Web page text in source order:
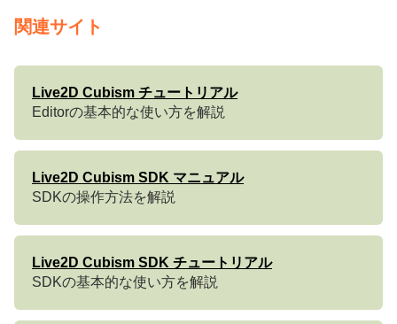
関連サイト
Live2D Cubism チュートリアル
Editorの基本的な使い方を解説
Live2D Cubism SDK マニュアル
SDKの操作方法を解説
Live2D Cubism SDK チュートリアル
SDKの基本的な使い方を解説